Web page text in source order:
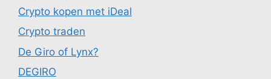
Crypto kopen met iDeal
Crypto traden
De Giro of Lynx?
DEGIRO